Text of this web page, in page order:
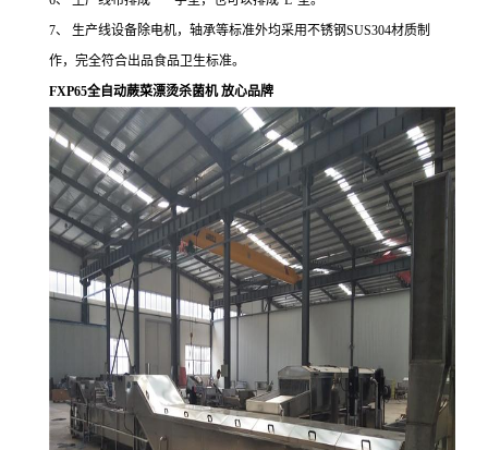
7、 生产线设备除电机，轴承等标准外均采用不锈钢SUS304材质制
作，完全符合出品食品卫生标准。
FXP65全自动蕨菜漂烫杀菌机 放心品牌